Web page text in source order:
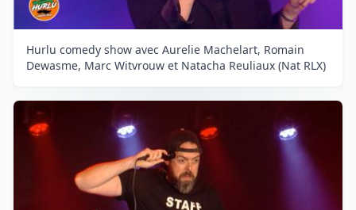
Hurlu comedy show avec Aurelie Machelart, Romain
Dewasme, Marc Witvrouw et Natacha Reuliaux (Nat RLX)